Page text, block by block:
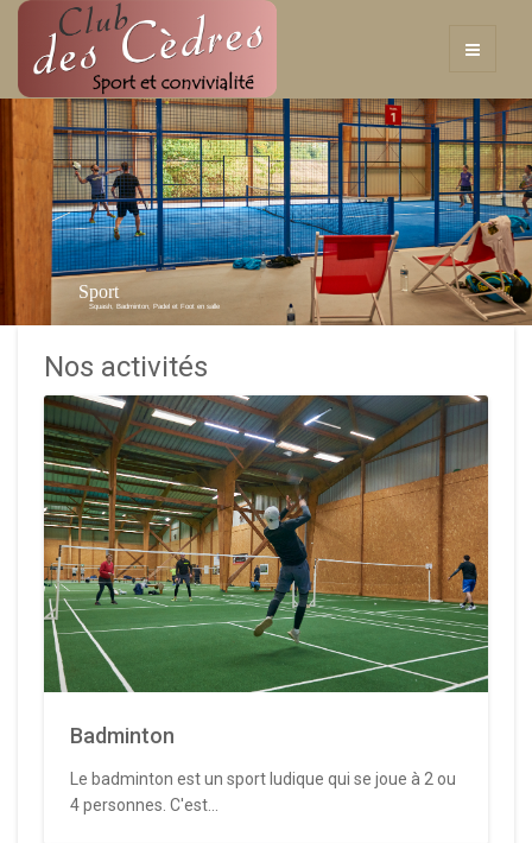
Sport
Squash, Badminton, Padel et Foot en salle
Nos activités
Badminton
Le badminton est un sport ludique qui se joue à 2 ou
4 personnes. C'est...